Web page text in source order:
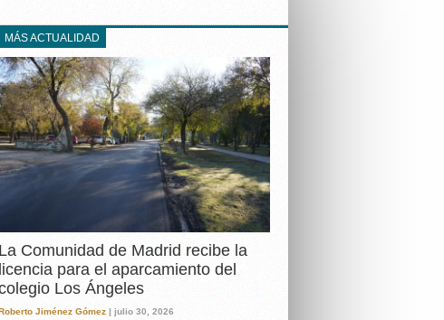
EL
MÁS ACTUALIDAD
La Comunidad de Madrid recibe la
licencia para el aparcamiento del
Los Ángeles
Jiménez Gómez | julio 30, 2026